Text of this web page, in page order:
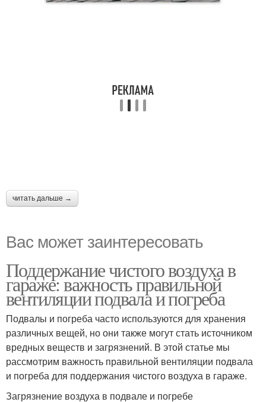
читать дальше →
Вас может заинтересовать
Поддержание чистого воздуха в
гараже: важность правильной
вентиляции подвала и погреба
Подвалы и погреба часто используются для хранения
различных вещей, но они также могут стать источником
вредных веществ и загрязнений. В этой статье мы
рассмотрим важность правильной вентиляции подвала
и погреба для поддержания чистого воздуха в гараже.
Загрязнение воздуха в подвале и погребе